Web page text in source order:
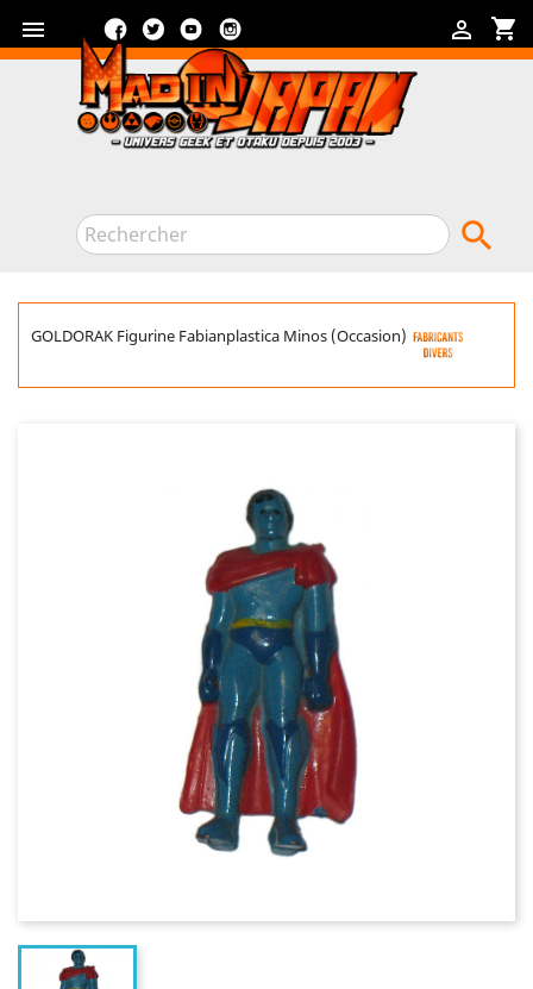
 shopping_cart

FacebookTwitterYouTube

GOLDORAK Figurine Fabianplastica Minos (Occasion)